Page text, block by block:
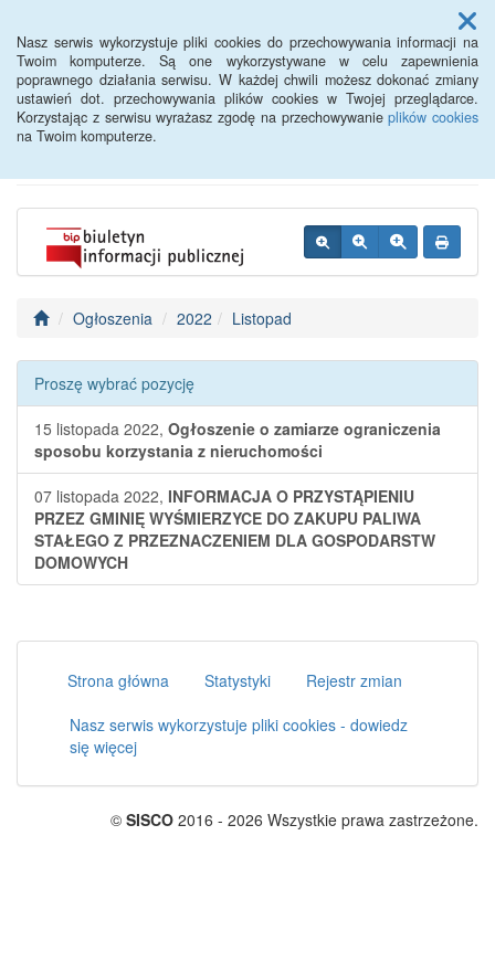
Nasz serwis wykorzystuje pliki cookies do przechowywania informacji na
Twoim komputerze. Są one wykorzystywane w celu zapewnienia
poprawnego działania serwisu. W każdej chwili możesz dokonać zmiany
ustawień dot. przechowywania plików cookies w Twojej przeglądarce.
Korzystając z serwisu wyrażasz zgodę na przechowywanieplików cookies
na Twoim komputerze.
Menu
BIP - Urząd Miejski
Wyśmierzyce
Ogłoszenia 2022 Listopad
Proszę wybrać pozycję
15 listopada 2022, Ogłoszenie o zamiarze ograniczenia
sposobu korzystania z nieruchomości
07 listopada 2022, INFORMACJA O PRZYSTĄPIENIU
PRZEZ GMINIĘ WYŚMIERZYCE DO ZAKUPU PALIWA
STAŁEGO Z PRZEZNACZENIEM DLA GOSPODARSTW
DOMOWYCH
Strona główna Statystyki
Rejestr zmian
Nasz serwis wykorzystuje pliki cookies - dowiedz
się więcej
© SISCO 2016 - 2026 Wszystkie prawa zastrzeżone.